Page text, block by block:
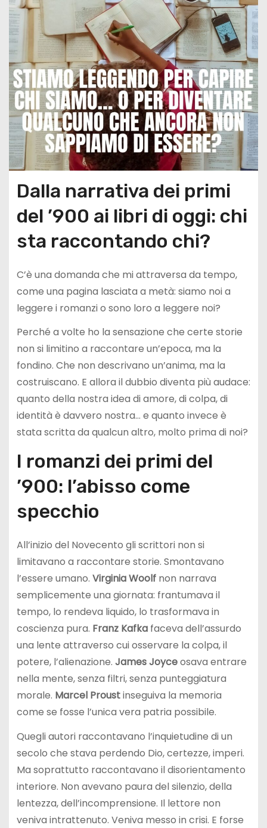
Dalla narrativa dei primi
del ’900 ai libri di oggi: chi
sta raccontando chi?
C’è una domanda che mi attraversa da tempo,
come una pagina lasciata a metà: siamo noi a
leggere i romanzi o sono loro a leggere noi?
Perché a volte ho la sensazione che certe storie
non si limitino a raccontare un’epoca, ma la
fondino. Che non descrivano un’anima, ma la
costruiscano. E allora il dubbio diventa più audace:
quanto della nostra idea di amore, di colpa, di
identità è davvero nostra… e quanto invece è
stata scritta da qualcun altro, molto prima di noi?
I romanzi dei primi del
’900: l’abisso come
specchio
All’inizio del Novecento gli scrittori non si
limitavano a raccontare storie. Smontavano
l’essere umano. Virginia Woolfnon narrava
semplicemente una giornata: frantumava il
tempo, lo rendeva liquido, lo trasformava in
coscienza pura. Franz Kafkafaceva dell’assurdo
una lente attraverso cui osservare la colpa, il
potere, l’alienazione. James Joyceosava entrare
nella mente, senza filtri, senza punteggiatura
morale. Marcel Proustinseguiva la memoria
come se fosse l’unica vera patria possibile.
Quegli autori raccontavano l’inquietudine di un
secolo che stava perdendo Dio, certezze, imperi.
Ma soprattutto raccontavano il disorientamento
interiore. Non avevano paura del silenzio, della
lentezza, dell’incomprensione. Il lettore non
veniva intrattenuto. Veniva messo in crisi. E forse